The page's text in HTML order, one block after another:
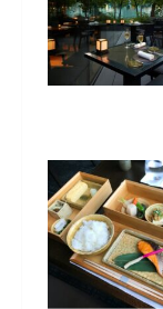
No
No